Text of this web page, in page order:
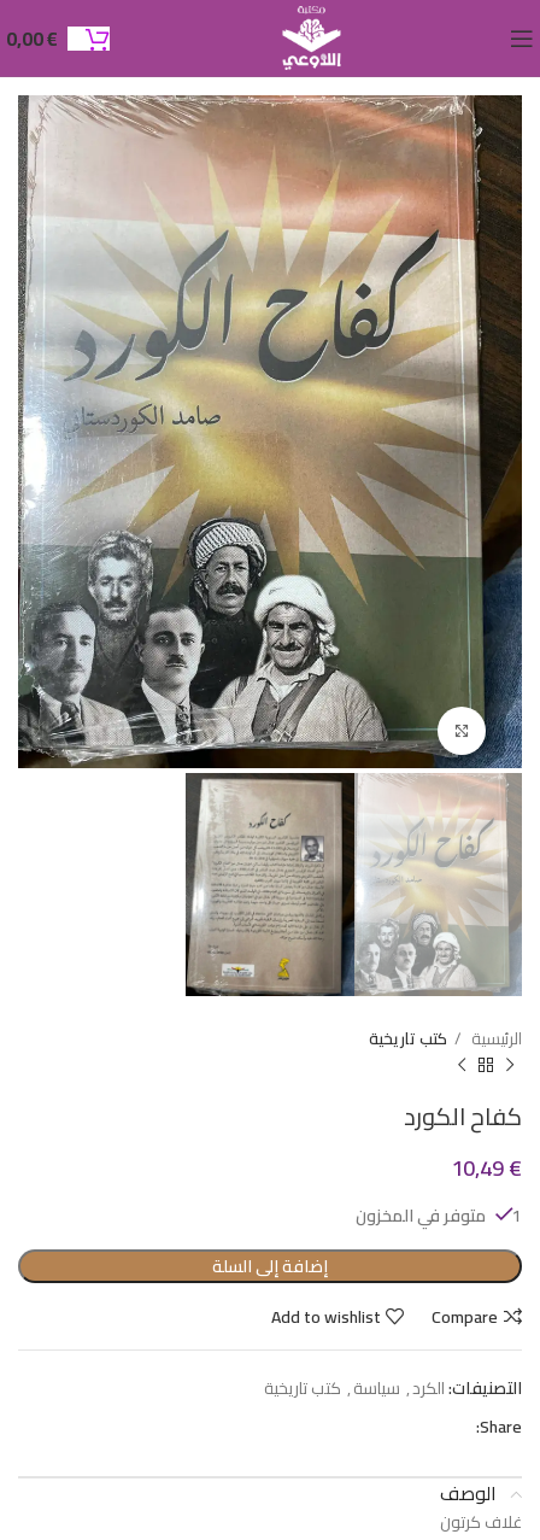
0,00€
Click to enlarge
الرئيسية كتب تاريخية
كفاح الكورد
10,49€
1 متوفر في المخزون
إضافة إلى السلة
Compare
Add to wishlist
التصنيفات:الكرد, سياسة, كتب تاريخية
Share:
الوصف
غلاف كرتون